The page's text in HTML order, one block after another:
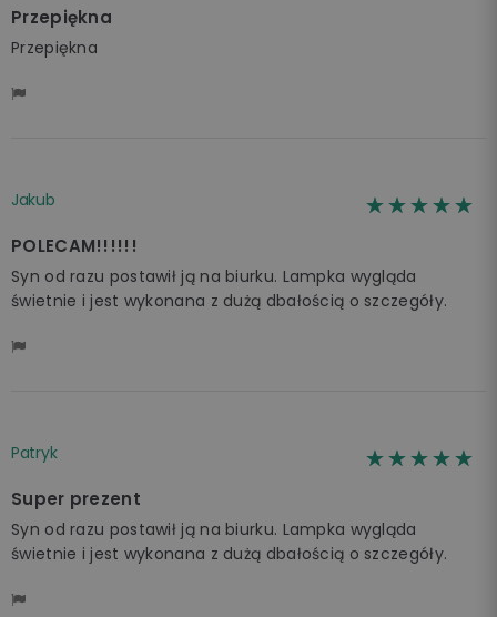
Przepiękna
Przepiękna
Jakub ☆☆☆☆☆
★★★★★
POLECAM!!!!!!
Syn od razu postawił ją na biurku. Lampka wygląda
świetnie i jest wykonana z dużą dbałością o szczegóły.
Patryk ☆☆☆☆☆
★★★★★
Super prezent
Syn od razu postawił ją na biurku. Lampka wygląda
świetnie i jest wykonana z dużą dbałością o szczegóły.